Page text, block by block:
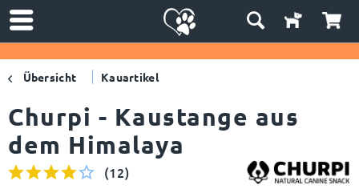
Übersicht Kauartikel
Churpi - Kaustange aus
dem Himalaya
(12)